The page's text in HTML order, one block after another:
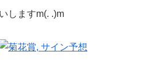
しますm(. .)m